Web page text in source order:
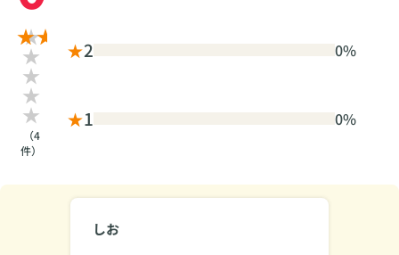
（4
件）
★2 0%
★1 0%
しお